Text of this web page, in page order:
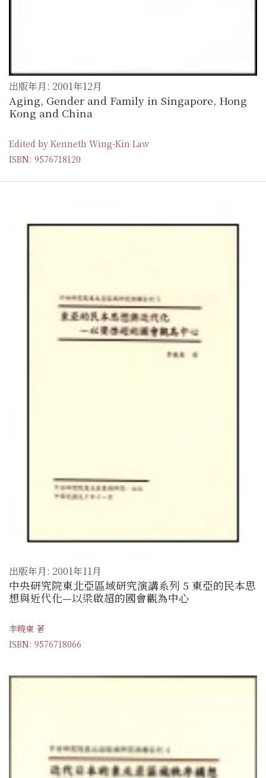
出版年月: 2001年12月
Aging, Gender and Family in Singapore, Hong
Kong and China
Edited by Kenneth Wing-Kin Law
ISBN: 9576718120
出版年月: 2001年11月
中央研究院東北亞區域研究演講系列 5 東亞的民本思
想與近代化—以梁啟超的國會觀為中心
李曉東 著
ISBN: 9576718066